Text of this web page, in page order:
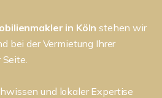
in Kölnstehen wir
bei der Vermietung Ihrer
und lokaler Expertise